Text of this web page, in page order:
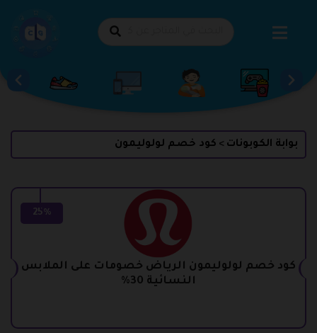
بوابة الكوبونات > كود خصم لولوليمون
25%
كود خصم لولوليمون الرياض خصومات على الملابس
النسائية 30%